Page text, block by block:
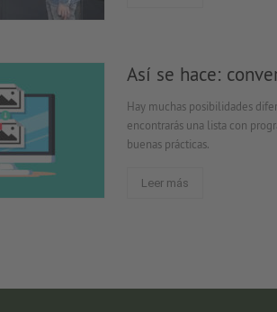
Así se hace:
Hay muchas posibilidades
encontrarás una lista con
buenas prácticas.
Leer más